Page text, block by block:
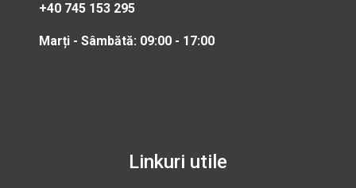
+40 745 153 295
Marți - Sâmbătă: 09:00 - 17:00
Linkuri utile